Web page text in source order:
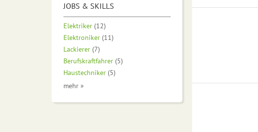
JOBS & SKILLS
Elektriker (12)
Elektroniker (11)
Lackierer (7)
Berufskraftfahrer (5)
Haustechniker (5)
mehr »